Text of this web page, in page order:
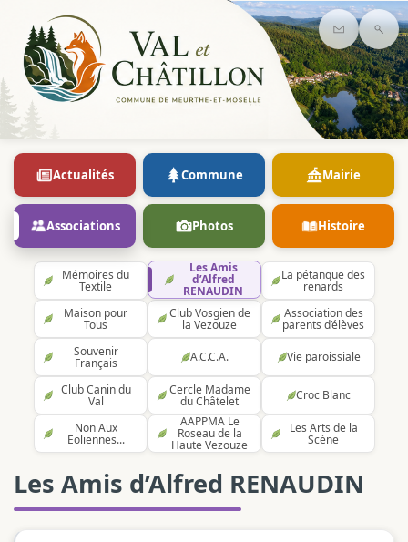
Contact
Actualités Commune Mairie
Associations Photos Histoire
Mémoires du
Textile
Les Amis
d’Alfred
RENAUDIN
La pétanque des
renards
Maison pour
Tous
Club Vosgien de
la Vezouze
Association des
parents d’élèves
Souvenir
Français A.C.C.A. Vie paroissiale
Club Canin du
Val
Cercle Madame
du Châtelet Croc Blanc
Non Aux
Eoliennes...
AAPPMA Le
Roseau de la
Haute Vezouze
Les Arts de la
Scène
Les Amis d’Alfred RENAUDIN